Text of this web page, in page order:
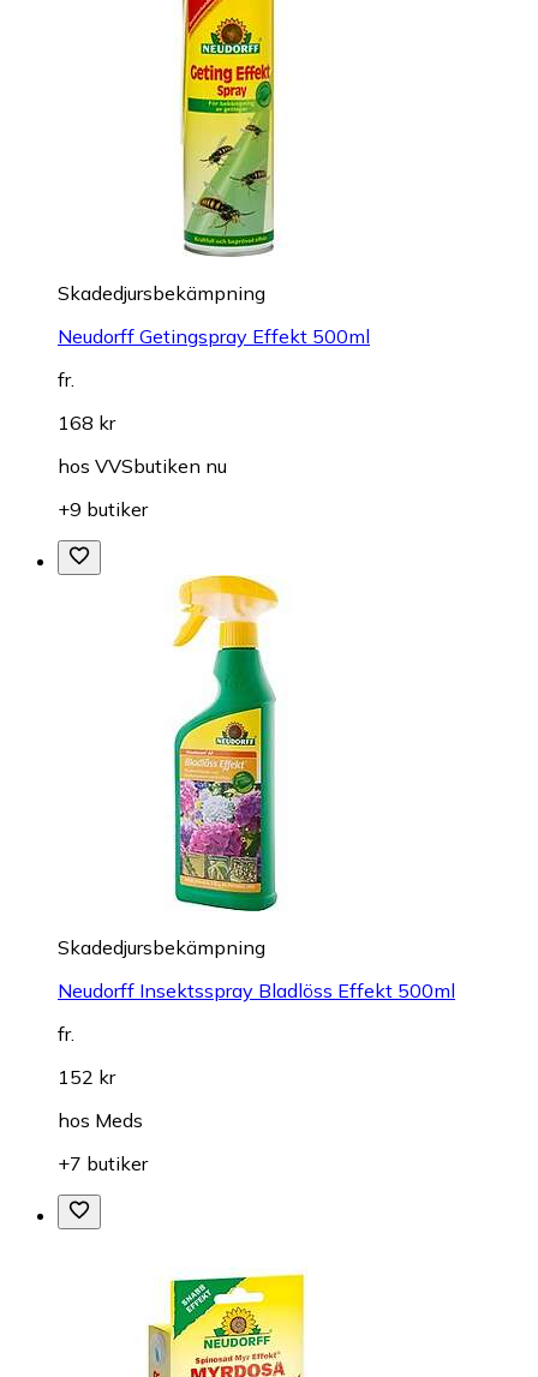
Skadedjursbekämpning
Neudorff Getingspray Effekt 500ml
fr.
168 kr
hos VVSbutiken nu
+9 butiker
Skadedjursbekämpning
Neudorff Insektsspray Bladlöss Effekt 500ml
fr.
152 kr
hos Meds
+7 butiker